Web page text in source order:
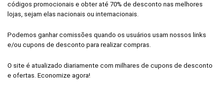
códigos promocionais e obter até 70% de desconto nas melhores
lojas, sejam elas nacionais ou internacionais.
Podemos ganhar comissões quando os usuários usam nossos links
e/ou cupons de desconto para realizar compras.
O site é atualizado diariamente com milhares de cupons de desconto
e ofertas. Economize agora!